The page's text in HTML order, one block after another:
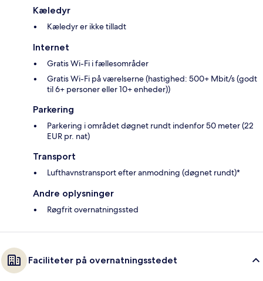
Kæledyr
Kæledyr er ikke tilladt
Internet
Gratis Wi-Fi i fællesområder
Gratis Wi-Fi på værelserne (hastighed: 500+ Mbit/s (godt
til 6+ personer eller 10+ enheder))
Parkering
Parkering i området døgnet rundt indenfor 50 meter (22
EUR pr. nat)
Transport
Lufthavnstransport efter anmodning (døgnet rundt)*
Andre oplysninger
Røgfrit overnatningssted
Faciliteter på overnatningsstedet